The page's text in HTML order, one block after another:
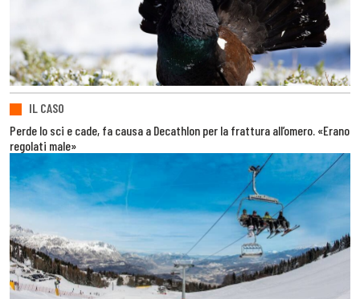
IL CASO
Perde lo sci e cade, fa causa a Decathlon per la frattura all’omero. «Erano
regolati male»